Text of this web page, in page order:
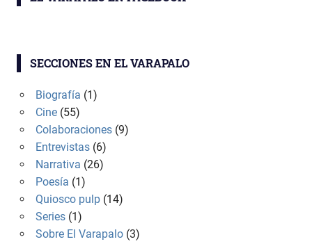
SECCIONES EN EL VARAPALO
Biografía (1)
Cine(55)
Colaboraciones(9)
Entrevistas(6)
Narrativa (26)
Poesía (1)
Quiosco pulp(14)
Series(1)
Sobre El Varapalo(3)